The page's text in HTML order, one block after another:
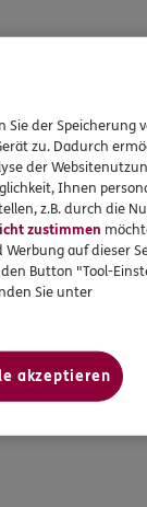
der Speicherung
zu. Dadurch
der
Ihnen
z.B. durch die
zustimmen
auf dieser
Button "Tool-
Sie unter
akzeptieren